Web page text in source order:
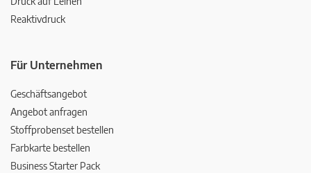
Reaktivdruck
Für Unternehmen
Geschäftsangebot
Angebot anfragen
Stoffprobenset bestellen
Farbkarte bestellen
Business Starter Pack